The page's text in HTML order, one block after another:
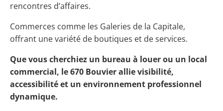
rencontres d’affaires.
Commerces comme les Galeries de la Capitale,
offrant une variété de boutiques et de services.
Que vous cherchiez un bureau à louer ou un local
commercial, le 670 Bouvier allie visibilité,
accessibilité et un environnement professionnel
dynamique.